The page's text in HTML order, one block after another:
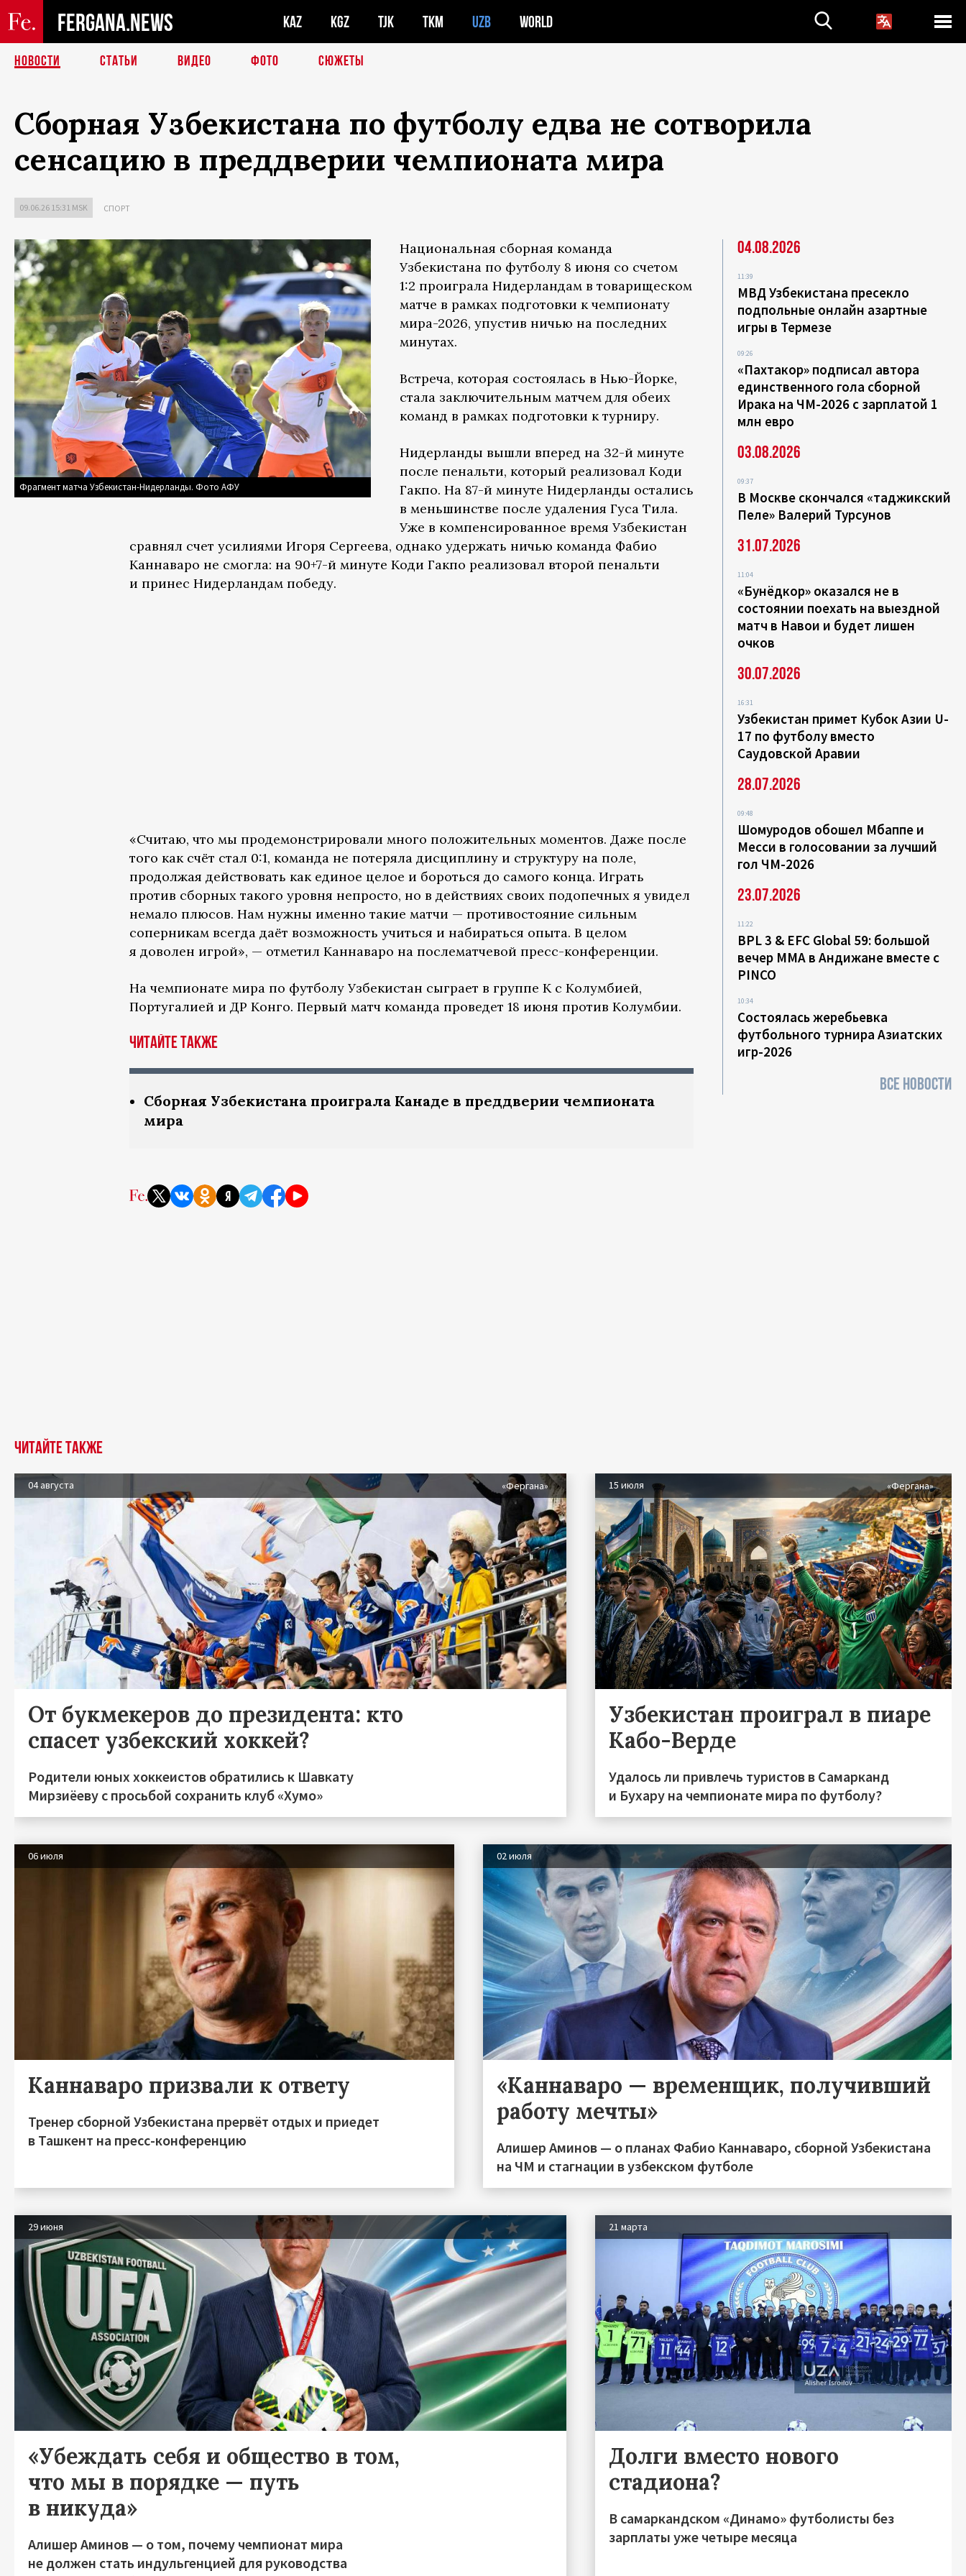
FERGANA.NEWS KAZ KGZ TJK TKM UZB WORLD
НОВОСТИ СТАТЬИ ВИДЕО ФОТО СЮЖЕТЫ
Сборная Узбекистана по футболу едва не сотворила
сенсацию в преддверии чемпионата мира
09.06.26 15:31 MSK СПОРТ
Фрагмент матча Узбекистан-Нидерланды. Фото АФУ
Национальная сборная команда
Узбекистана по футболу 8 июня со счетом
1:2 проиграла Нидерландам в товарищеском
матче в рамках подготовки к чемпионату
мира-2026, упустив ничью на последних
минутах.
Встреча, которая состоялась в Нью-Йорке,
стала заключительным матчем для обеих
команд в рамках подготовки к турниру.
Нидерланды вышли вперед на 32-й минуте
после пенальти, который реализовал Коди
Гакпо. На 87-й минуте Нидерланды остались
в меньшинстве после удаления Гуса Тила.
Уже в компенсированное время Узбекистан
сравнял счет усилиями Игоря Сергеева, однако удержать ничью команда Фабио
Каннаваро не смогла: на 90+7-й минуте Коди Гакпо реализовал второй пенальти
и принес Нидерландам победу.
«Считаю, что мы продемонстрировали много положительных моментов. Даже после
того как счёт стал 0:1, команда не потеряла дисциплину и структуру на поле,
продолжая действовать как единое целое и бороться до самого конца. Играть
против сборных такого уровня непросто, но в действиях своих подопечных я увидел
немало плюсов. Нам нужны именно такие матчи — противостояние сильным
соперникам всегда даёт возможность учиться и набираться опыта. В целом
я доволен игрой», — отметил Каннаваро на послематчевой пресс-конференции.
На чемпионате мира по футболу Узбекистан сыграет в группе K с Колумбией,
Португалией и ДР Конго. Первый матч команда проведет 18 июня против Колумбии.
Читайте также
Сборная Узбекистана проиграла Канаде в преддверии чемпионата
мира
04.08.2026
11:39
МВД Узбекистана пресекло
подпольные онлайн азартные
игры в Термезе
09:26
«Пахтакор» подписал автора
единственного гола сборной
Ирака на ЧМ-2026 с зарплатой 1
млн евро
03.08.2026
09:37
В Москве скончался «таджикский
Пеле» Валерий Турсунов
31.07.2026
11:04
«Бунёдкор» оказался не в
состоянии поехать на выездной
матч в Навои и будет лишен
очков
30.07.2026
16:31
Узбекистан примет Кубок Азии U-
17 по футболу вместо
Саудовской Аравии
28.07.2026
09:48
Шомуродов обошел Мбаппе и
Месси в голосовании за лучший
гол ЧМ-2026
23.07.2026
11:22
BPL 3 & EFC Global 59: большой
вечер ММА в Андижане вместе с
PINCO
10:34
Состоялась жеребьевка
футбольного турнира Азиатских
игр-2026
ВСЕ НОВОСТИ
Читайте также
04 августа «Фергана»
От букмекеров до президента: кто
спасет узбекский хоккей?
Родители юных хоккеистов обратились к Шавкату
Мирзиёеву с просьбой сохранить клуб «Хумо»
15 июля «Фергана»
Узбекистан проиграл в пиаре
Кабо-Верде
Удалось ли привлечь туристов в Самарканд
и Бухару на чемпионате мира по футболу?
06 июля
Каннаваро призвали к ответу
Тренер сборной Узбекистана прервёт отдых и приедет
в Ташкент на пресс-конференцию
02 июля
«Каннаваро — временщик, получивший
работу мечты»
Алишер Аминов — о планах Фабио Каннаваро, сборной Узбекистана
на ЧМ и стагнации в узбекском футболе
29 июня
«Убеждать себя и общество в том,
что мы в порядке — путь
в никуда»
Алишер Аминов — о том, почему чемпионат мира
не должен стать индульгенцией для руководства
21 марта
Долги вместо нового
стадиона?
В самаркандском «Динамо» футболисты без
зарплаты уже четыре месяца